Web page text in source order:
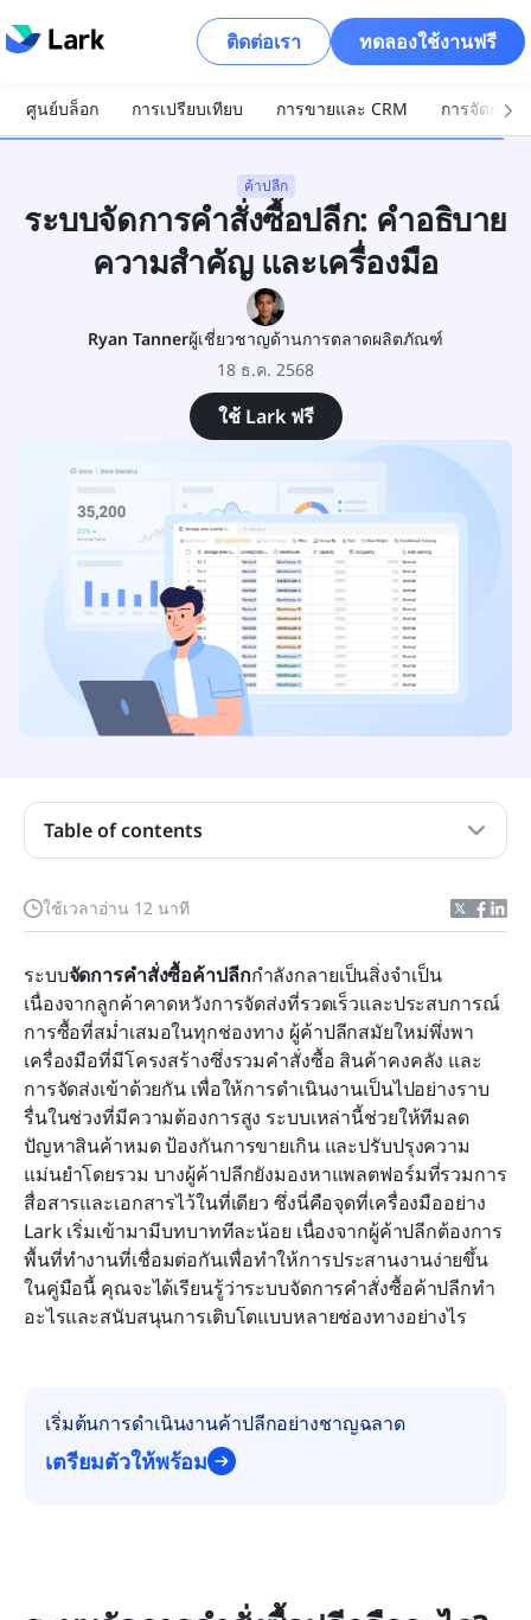
ติดต่อเรา ทดลองใช้งานฟรี
ศูนย์บล็อก การเปรียบเทียบ การขายและ CRM การจัดการ
ค้าปลีก
ระบบจัดการคำสั่งซื้อปลีก: คำอธิบาย
ความสำคัญ และเครื่องมือ
Ryan Tannerผู้เชี่ยวชาญด้านการตลาดผลิตภัณฑ์
18 ธ.ค. 2568
ใช้ Lark ฟรี
ใช้เวลาอ่าน 12 นาที
ระบบจัดการคำสั่งซื้อค้าปลีกกำลังกลายเป็นสิ่งจำเป็น
เนื่องจากลูกค้าคาดหวังการจัดส่งที่รวดเร็วและประสบการณ์
การซื้อที่สม่ำเสมอในทุกช่องทาง ผู้ค้าปลีกสมัยใหม่พึ่งพา
เครื่องมือที่มีโครงสร้างซึ่งรวมคำสั่งซื้อ สินค้าคงคลัง และ
การจัดส่งเข้าด้วยกัน เพื่อให้การดำเนินงานเป็นไปอย่างราบ
รื่นในช่วงที่มีความต้องการสูง ระบบเหล่านี้ช่วยให้ทีมลด
ปัญหาสินค้าหมด ป้องกันการขายเกิน และปรับปรุงความ
แม่นยำโดยรวม บางผู้ค้าปลีกยังมองหาแพลตฟอร์มที่รวมการ
สื่อสารและเอกสารไว้ในที่เดียว ซึ่งนี่คือจุดที่เครื่องมืออย่าง
Lark เริ่มเข้ามามีบทบาททีละน้อย เนื่องจากผู้ค้าปลีกต้องการ
พื้นที่ทำงานที่เชื่อมต่อกันเพื่อทำให้การประสานงานง่ายขึ้น
ในคู่มือนี้ คุณจะได้เรียนรู้ว่าระบบจัดการคำสั่งซื้อค้าปลีกทำ
อะไรและสนับสนุนการเติบโตแบบหลายช่องทางอย่างไร
เริ่มต้นการดำเนินงานค้าปลีกอย่างชาญฉลาด
เตรียมตัวให้พร้อม
Table of contents
ระบบจัดการคำสั่งซื้อปลีกคืออะไร?
การจัดการคำสั่งซื้อแบบหลายช่องทางและทุกช่อง
ทางในธุรกิจค้าปลีกคืออะไร
คุณลักษณะของระบบจัดการคำสั่งซื้อค้าปลีกที่มี
ประสิทธิภาพ
จัดการได้อย่างง่ายดาย: ลองใช้ Lark เพื่อสร้างศูนย์
รวมคำสั่งที่เป็นหนึ่งเดียวด้วยเวิร์กโฟลว์อัจฉริยะ
ความท้าทายที่พบบ่อยในการประมวลผลคำสั่งซื้อค้า
ปลีกและวิธีที่ Lark ช่วย
บทสรุป
คำถามที่พบบ่อย
การอ่านที่เกี่ยวข้อง